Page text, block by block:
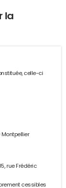
la
celle-ci
rue Frédéric
cessibles